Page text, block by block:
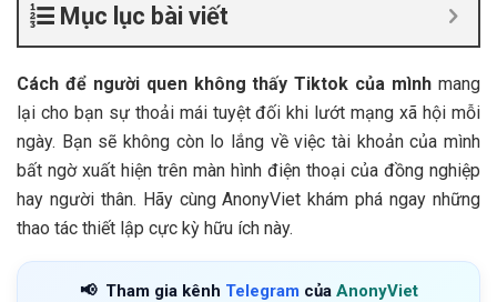
Mục lục bài viết
Cách để người quen không thấy Tiktok của mình mang
lại cho bạn sự thoải mái tuyệt đối khi lướt mạng xã hội mỗi
ngày. Bạn sẽ không còn lo lắng về việc tài khoản của mình
bất ngờ xuất hiện trên màn hình điện thoại của đồng nghiệp
hay người thân. Hãy cùng AnonyViet khám phá ngay những
thao tác thiết lập cực kỳ hữu ích này.
📢 Tham gia kênh Telegram của AnonyViet